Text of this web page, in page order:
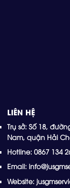
LIÊN HỆ
Trụ sở: Số 18,
Nam, quận Hải
Hotline: 0867 134
Email:
Website: